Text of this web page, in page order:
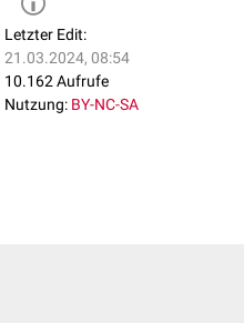
Letzter Edit:
21.03.2024, 08:54
10.162 Aufrufe
Nutzung: BY-NC-SA